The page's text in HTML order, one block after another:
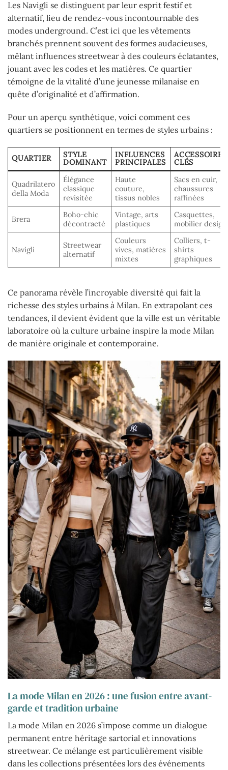
Les Navigli se distinguent par leur esprit festif et
alternatif, lieu de rendez-vous incontournable des
modes underground. C’est ici que les vêtements
branchés prennent souvent des formes audacieuses,
mêlant influences streetwear à des couleurs éclatantes,
jouant avec les codes et les matières. Ce quartier
témoigne de la vitalité d’une jeunesse milanaise en
quête d’originalité et d’affirmation.
Pour un aperçu synthétique, voici comment ces
quartiers se positionnent en termes de styles urbains :
QUARTIER
STYLE
DOMINANT
INFLUENCES
PRINCIPALES
ACCESSOIRES
CLÉS
Quadrilatero
della Moda
Élégance
classique
revisitée
Haute
couture,
tissus nobles
Sacs en cuir,
chaussures
raffinées
Brera
Boho-chic
décontracté
Vintage, arts
plastiques
Casquettes,
mobilier design
Navigli
Streetwear
alternatif
Couleurs
vives, matières
mixtes
Colliers, t-
shirts
graphiques
Ce panorama révèle l’incroyable diversité qui fait la
richesse des styles urbains à Milan. En extrapolant ces
tendances, il devient évident que la ville est un véritable
laboratoire où la culture urbaine inspire la mode Milan
de manière originale et contemporaine.
La mode Milan en 2026 : une fusion entre avant-
garde et tradition urbaine
La mode Milan en 2026 s’impose comme un dialogue
permanent entre héritage sartorial et innovations
streetwear. Ce mélange est particulièrement visible
dans les collections présentées lors des événements